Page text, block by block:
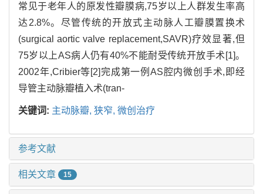
常见于老年人的原发性瓣膜病,75岁以上人群发生率高
达2.8%。尽管传统的开放式主动脉人工瓣膜置换术
(surgical aortic valve replacement,SAVR)疗效显著,但
75岁以上AS病人仍有40%不能耐受传统开放手术[1]。
2002年,Cribier等[2]完成第一例AS腔内微创手术,即经
导管主动脉瓣植入术(tran-
关键词: 主动脉瓣, 狭窄, 微创治疗
参考文献
相关文章 15